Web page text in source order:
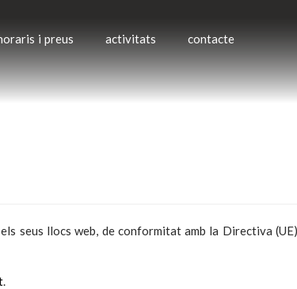
i preus activitats contacte
seus llocs web, de conformitat amb la Directiva
.